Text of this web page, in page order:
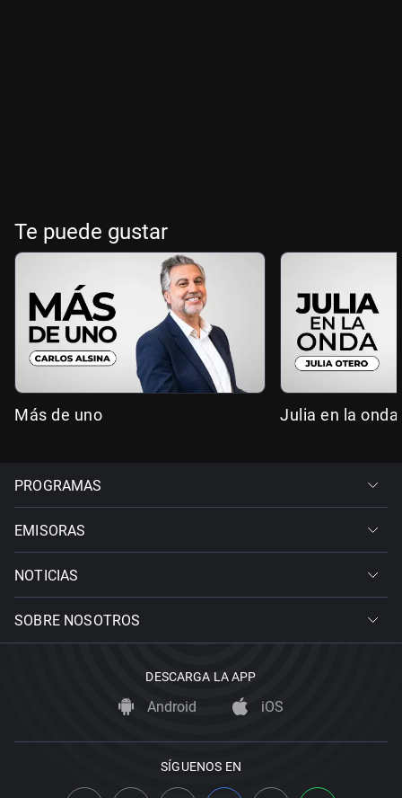
Te puede gustar
Más de uno Julia en la onda
PROGRAMAS
EMISORAS
NOTICIAS
SOBRE NOSOTROS
DESCARGA LA APP
Android iOS
SÍGUENOS EN